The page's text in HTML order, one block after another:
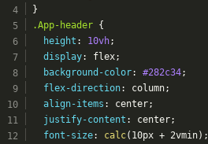
}
.App-header {
height : 10vh;
display: flex;
background-color: #282c34;
flex-direction: column;
align-items : center;
justify-content : center;
font-size: calc(10px + 2vmin);